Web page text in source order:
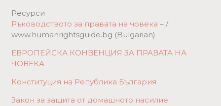
Ресурси
Ръководството за правата на човека – /
www.humanrightsguide.bg (Bulgarian)
ЕВРОПЕЙСКА КОНВЕНЦИЯ ЗА ПРАВАТА НА
ЧОВЕКА
Конституция на Република България
Закон за защита от домашното насилие